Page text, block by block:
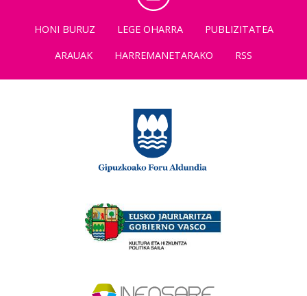
HONI BURUZ LEGE OHARRA
PUBLIZITATEA
ARAUAK
HARREMANETARAKO RSS